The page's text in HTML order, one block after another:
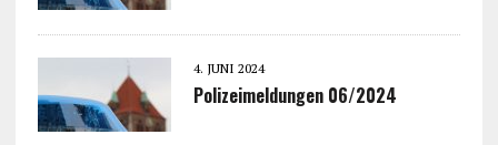
4. JUNI 2024
Polizeimeldungen 06/2024